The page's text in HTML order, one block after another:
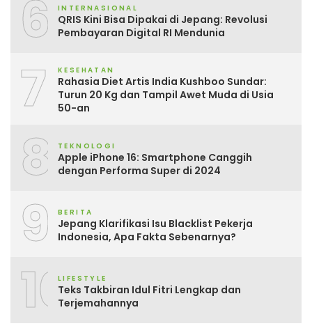
6 INTERNASIONAL
QRIS Kini Bisa Dipakai di Jepang: Revolusi
Pembayaran Digital RI Mendunia
7 KESEHATAN
Rahasia Diet Artis India Kushboo Sundar:
Turun 20 Kg dan Tampil Awet Muda di Usia
50-an
8 TEKNOLOGI
Apple iPhone 16: Smartphone Canggih
dengan Performa Super di 2024
9 BERITA
Jepang Klarifikasi Isu Blacklist Pekerja
Indonesia, Apa Fakta Sebenarnya?
10LIFESTYLE
Teks Takbiran Idul Fitri Lengkap dan
Terjemahannya